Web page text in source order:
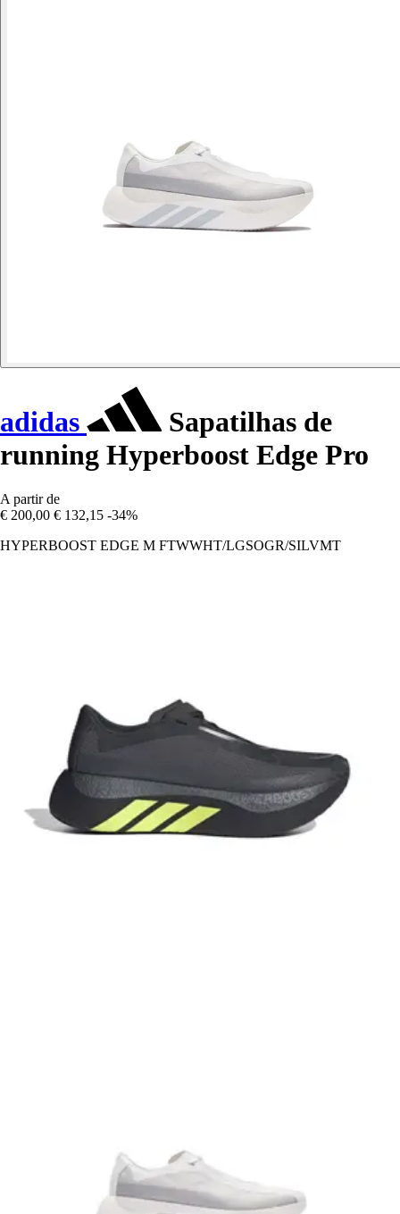
adidas
Sapatilhas de
running Hyperboost Edge Pro
A partir de
€ 200,00 € 132,15 -34%
HYPERBOOST EDGE M FTWWHT/LGSOGR/SILVMT